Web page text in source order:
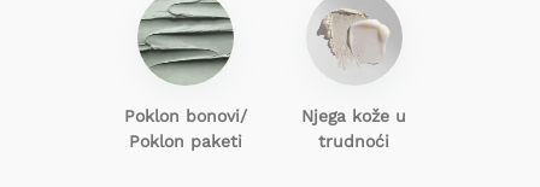
Poklon bonovi/
Poklon paketi
Njega kože u
trudnoći